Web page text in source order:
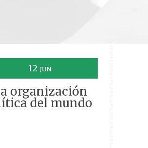
12 JUN
organización
del mundo